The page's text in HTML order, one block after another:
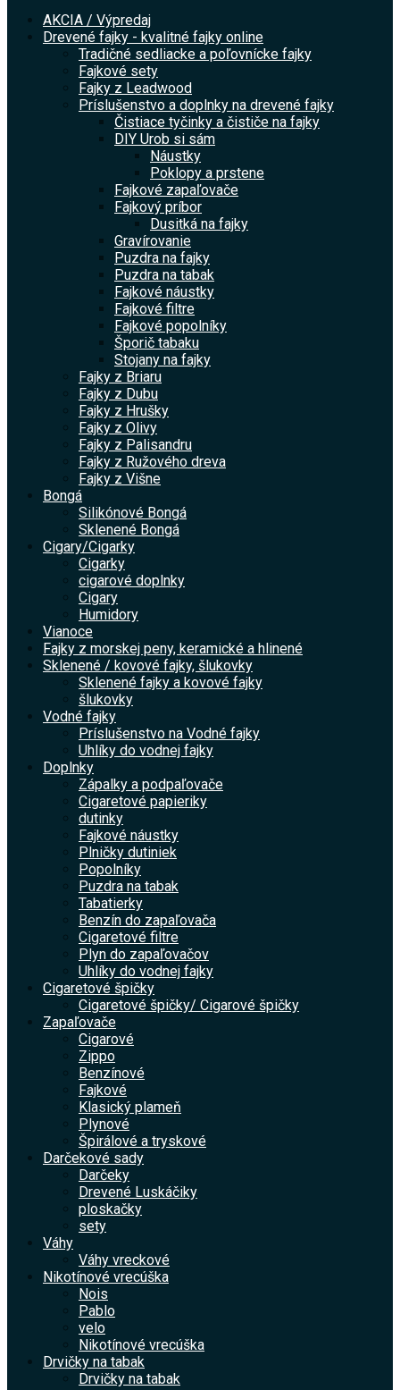
AKCIA / Výpredaj
Drevené fajky - kvalitné fajky online
Tradičné sedliacke a poľovnícke fajky
Fajkové sety
Fajky z Leadwood
Príslušenstvo a doplnky na drevené fajky
Čistiace tyčinky a čističe na fajky
DIY Urob si sám
Náustky
Poklopy a prstene
Fajkové zapaľovače
Fajkový príbor
Dusitká na fajky
Gravírovanie
Puzdra na fajky
Puzdra na tabak
Fajkové náustky
Fajkové filtre
Fajkové popolníky
Šporič tabaku
Stojany na fajky
Fajky z Briaru
Fajky z Dubu
Fajky z Hrušky
Fajky z Olivy
Fajky z Palisandru
Fajky z Ružového dreva
Fajky z Višne
Bongá
Silikónové Bongá
Sklenené Bongá
Cigary/Cigarky
Cigarky
cigarové doplnky
Cigary
Humidory
Vianoce
Fajky z morskej peny, keramické a hlinené
Sklenené / kovové fajky, šlukovky
Sklenené fajky a kovové fajky
šlukovky
Vodné fajky
Príslušenstvo na Vodné fajky
Uhlíky do vodnej fajky
Doplnky
Zápalky a podpaľovače
Cigaretové papieriky
dutinky
Fajkové náustky
Plničky dutiniek
Popolníky
Puzdra na tabak
Tabatierky
Benzín do zapaľovača
Cigaretové filtre
Plyn do zapaľovačov
Uhlíky do vodnej fajky
Cigaretové špičky
Cigaretové špičky/ Cigarové špičky
Zapaľovače
Cigarové
Zippo
Benzínové
Fajkové
Klasický plameň
Plynové
Špirálové a tryskové
Darčekové sady
Darčeky
Drevené Luskáčiky
ploskačky
sety
Váhy
Váhy vreckové
Nikotínové vrecúška
Nois
Pablo
velo
Nikotínové vrecúška
Drvičky na tabak
Drvičky na tabak